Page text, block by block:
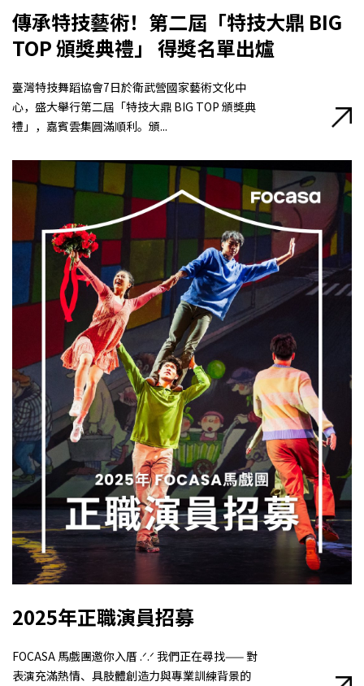
傳承特技藝術！第二屆「特技大鼎 BIG
TOP 頒獎典禮」 得獎名單出爐
臺灣特技舞蹈協會7日於衛武營國家藝術文化中
心，盛大舉行第二屆「特技大鼎 BIG TOP 頒獎典
禮」，嘉賓雲集圓滿順利。頒...
2025年正職演員招募
FOCASA 馬戲團邀你入厝 .ᐟ.ᐟ 我們正在尋找—— 對
表演充滿熱情、具肢體創造力與專業訓練背景的